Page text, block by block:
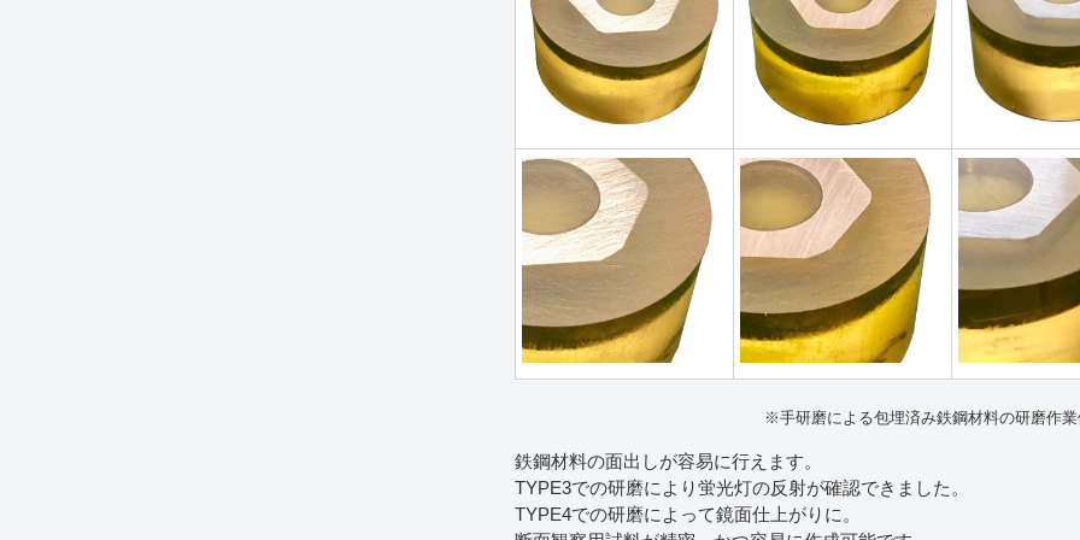
※手研磨による包埋済み鉄鋼材料の研磨作
鉄鋼材料の面出しが容易に行えます。
TYPE3での研磨により蛍光灯の反射が確認できました。
TYPE4での研磨によって鏡面仕上がりに。